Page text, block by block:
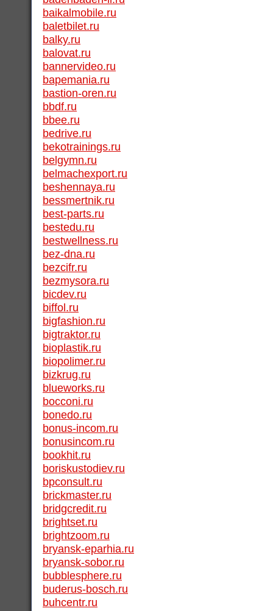
baikalmobile.ru
baletbilet.ru
balky.ru
balovat.ru
bannervideo.ru
bapemania.ru
bastion-oren.ru
bbdf.ru
bbee.ru
bedrive.ru
bekotrainings.ru
belgymn.ru
belmachexport.ru
beshennaya.ru
bessmertnik.ru
best-parts.ru
bestedu.ru
bestwellness.ru
bez-dna.ru
bezcifr.ru
bezmysora.ru
bicdev.ru
biffol.ru
bigfashion.ru
bigtraktor.ru
bioplastik.ru
biopolimer.ru
bizkrug.ru
blueworks.ru
bocconi.ru
bonedo.ru
bonus-incom.ru
bonusincom.ru
bookhit.ru
boriskustodiev.ru
bpconsult.ru
brickmaster.ru
bridgcredit.ru
brightset.ru
brightzoom.ru
bryansk-eparhia.ru
bryansk-sobor.ru
bubblesphere.ru
buderus-bosch.ru
buhcentr.ru